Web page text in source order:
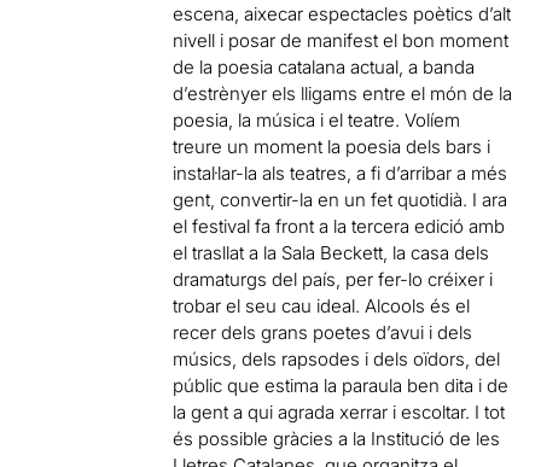
escena, aixecar espectacles poètics d’alt
nivell i posar de manifest el bon moment
de la poesia catalana actual, a banda
d’estrènyer els lligams entre el món de la
poesia, la música i el teatre. Volíem
treure un moment la poesia dels bars i
instal·lar-la als teatres, a fi d’arribar a més
gent, convertir-la en un fet quotidià. I ara
el festival fa front a la tercera edició amb
el trasllat a la Sala Beckett, la casa dels
dramaturgs del país, per fer-lo créixer i
trobar el seu cau ideal. Alcools és el
recer dels grans poetes d’avui i dels
músics, dels rapsodes i dels oïdors, del
públic que estima la paraula ben dita i de
la gent a qui agrada xerrar i escoltar. I tot
és possible gràcies a la Institució de les